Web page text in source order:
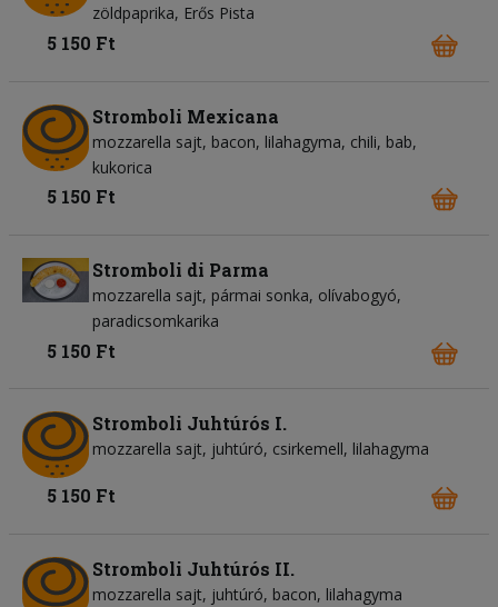
zöldpaprika Erős Pista
5 150 Ft
Stromboli Mexicana
mozzarella sajt bacon lilahagyma chili bab
kukorica
5 150 Ft
Stromboli di Parma
mozzarella sajt pármai sonka olívabogyó
paradicsomkarika
5 150 Ft
Stromboli Juhtúrós I.
mozzarella sajt juhtúró csirkemell lilahagyma
5 150 Ft
Stromboli Juhtúrós II.
mozzarella sajt juhtúró bacon lilahagyma